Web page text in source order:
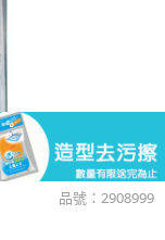
品號： 2908999